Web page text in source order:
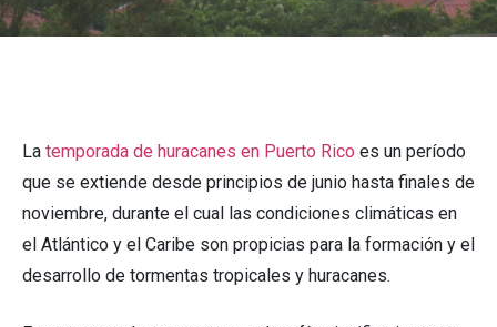
La temporada de huracanes en Puerto Rico es un período
que se extiende desde principios de junio hasta finales de
noviembre, durante el cual las condiciones climáticas en
el Atlántico y el Caribe son propicias para la formación y el
desarrollo de tormentas tropicales y huracanes.